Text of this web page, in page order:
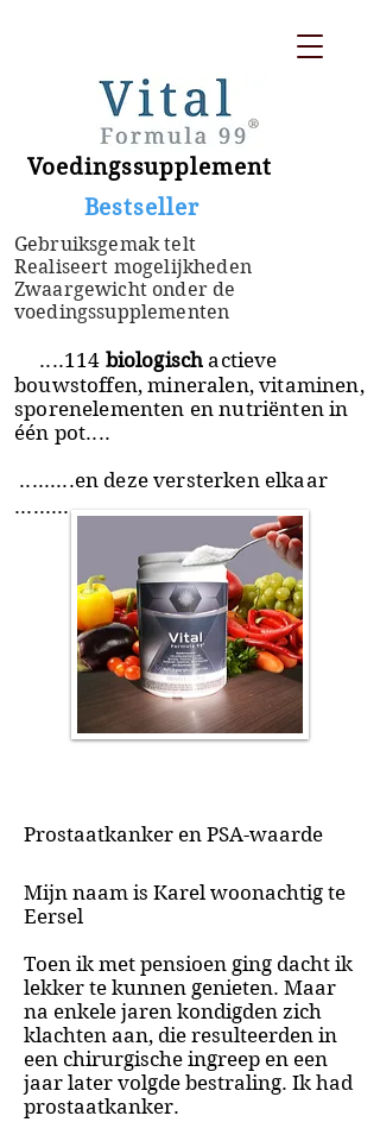
Voedingssupplement
​ Bestseller
Gebruiksgemak telt
Realiseert mogelijkheden
Zwaargewicht onder de
voedingssupplementen
....114 biologischactieve
bouwstoffen, mineralen, vitaminen,
sporenelementen en nutriënten in
één pot....
.........en deze versterken elkaar
.........
Prostaatkanker en PSA-waarde
Mijn naam is Karel woonachtig te
Eersel
Toen ik met pensioen ging dacht ik
lekker te kunnen genieten. Maar
na enkele jaren kondigden zich
klachten aan, die resulteerden in
een chirurgische ingreep en een
jaar later volgde bestraling. Ik had
prostaatkanker.